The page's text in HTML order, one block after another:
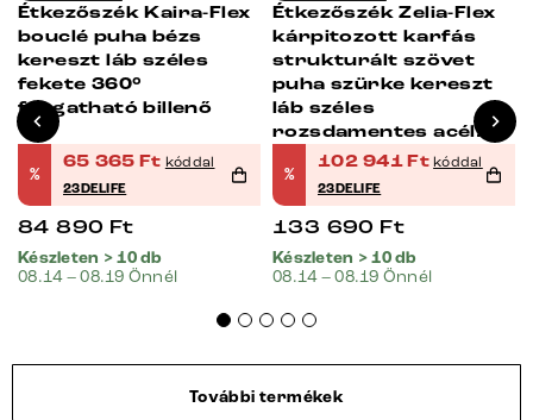
Étkezőszék Kaira-Flex
bouclé puha bézs
kereszt láb széles
fekete 360°
forgatható billenő
%
65 365 Ft kóddal
23DELIFE
84 890 Ft
Készleten > 10 db
08.14 – 08.19 Önnél
Étkezőszék Zelia-Flex
kárpitozott karfás
strukturált szövet
puha szürke kereszt
láb széles
rozsdamentes acél
360° forgatható
billenő zsákrugós
matrac
%
102 941Ft kóddal
23DELIFE
133 690 Ft
Készleten > 10 db
08.14 – 08.19 Önnél
További termékek